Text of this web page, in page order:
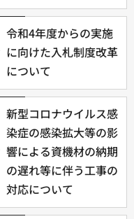
令和4年度からの実施
に向けた入札制度改革
について
新型コロナウイルス感
染症の感染拡大等の影
響による資機材の納期
の遅れ等に伴う工事の
対応について